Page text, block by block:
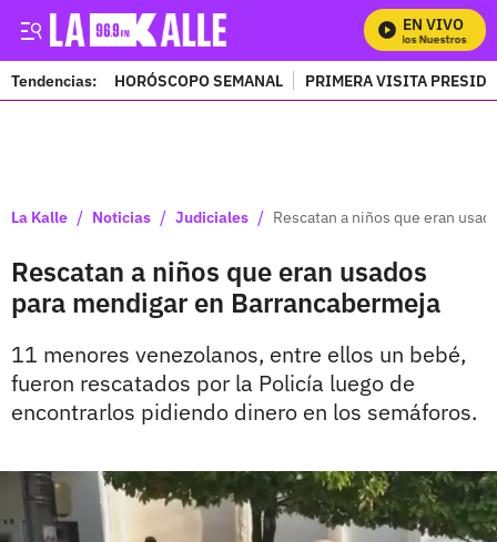
EN VIVO
Mira Todos Nuestros
Tendencias: HORÓSCOPO SEMANAL PRIMERA VISITA
La Kalle / Noticias / Judiciales / Rescatan a niños que eran
Rescatan a niños que eran usados
para mendigar en Barrancabermeja
11 menores venezolanos, entre ellos un bebé,
fueron rescatados por la Policía luego de
encontrarlos pidiendo dinero en los semáforos.